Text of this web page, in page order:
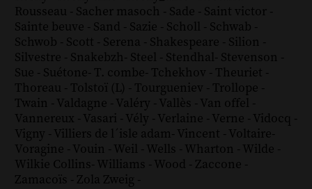
Rousseau - Sacher masoch - Sade - Saint victor -
Sainte beuve - Sand - Sazie - Scholl - Schwab -
Schwob - Scott - Serena - Shakespeare - Silion -
Silvestre - Snakebzh- Steel - Stendhal- Stevenson -
Sue - Suétone- T. combe- Tchekhov - Theuriet -
Thoreau - Tolstoï (L) - Tourgueniev - Trollope -
Twain - Valdagne - Valéry - Vallès - Van offel -
Vannereux - Vasari - Vély - Verlaine - Verne - Vidocq -
Vigny - Villiers de l´isle adam- Vincent - Voltaire-
Voragine - Vouin - Weil - Wells - Wharton - Wilde -
Wilkie Collins- Williams - Wood - Zaccone -
Zamacoïs - Zola Zweig -